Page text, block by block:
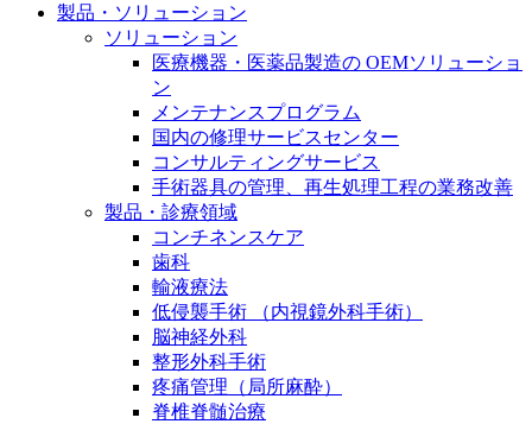
製品ポートフォリオ​
こちらの製品ポートフォリオからも、製品をお探しい
ただくことができます。
膝関節の構造とその疾患
身体の中で最も大きい関節である膝関節。日常の生活
を支える、その機能や特徴とは？傷めてしまった場合
には、どのような治療の選択肢があるのでしょう。
ビー・ブラウンエースクラッﾌﾟで新たな可能性を見つ
けませんか？現在募集中のポジションをご覧いただけ
ます。
私たちの責任
ニューススペース
製品・ソリューション
ソリューション
医療機器・医薬品製造の OEMソリューショ
ン
メンテナンスプログラム
国内の修理サービスセンター
コンサルティングサービス
手術器具の管理、再生処理工程の業務改善
製品・診療領域
コンチネンスケア
歯科
輸液療法
低侵襲手術 （内視鏡外科手術）
脳神経外科
整形外科手術
疼痛管理（局所麻酔）
脊椎脊髄治療